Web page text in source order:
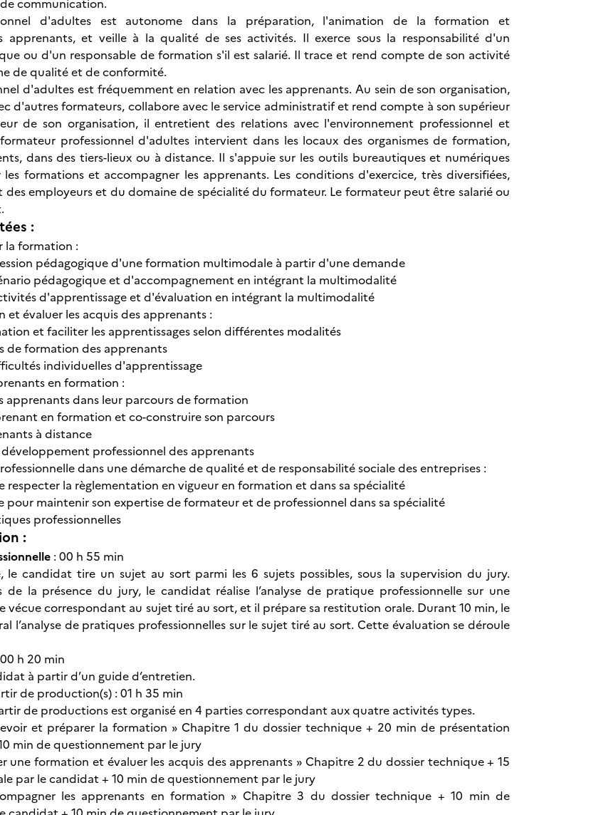
communication.
d'adultes est autonome dans la préparation, l'animation de la formation et
apprenants, et veille à la qualité de ses activités. Il exerce sous la responsabilité d'un
ou d'un responsable de formation s'il est salarié. Il trace et rend compte de son activité
de qualité et de conformité.
d'adultes est fréquemment en relation avec les apprenants. Au sein de son organisation,
d'autres formateurs, collabore avec le service administratif et rend compte à son supérieur
de son organisation, il entretient des relations avec l'environnement professionnel et
professionnel d'adultes intervient dans les locaux des organismes de formation,
dans des tiers-lieux ou à distance. Il s'appuie sur les outils bureautiques et numériques
formations et accompagner les apprenants. Les conditions d'exercice, très diversifiées,
employeurs et du domaine de spécialité du formateur. Le formateur peut être salarié ou
:
la formation :
pédagogique d'une formation multimodale à partir d'une demande
pédagogique et d'accompagnement en intégrant la multimodalité
d'apprentissage et d'évaluation en intégrant la multimodalité
et évaluer les acquis des apprenants :
et faciliter les apprentissages selon différentes modalités
de formation des apprenants
individuelles d'apprentissage
en formation :
apprenants dans leur parcours de formation
en formation et co-construire son parcours
à distance
professionnel des apprenants
dans une démarche de qualité et de responsabilité sociale des entreprises :
respecter la règlementation en vigueur en formation et dans sa spécialité
pour maintenir son expertise de formateur et de professionnel dans sa spécialité
professionnelles
:
: 00 h 55 min
le candidat tire un sujet au sort parmi les 6 sujets possibles, sous la supervision du jury.
la présence du jury, le candidat réalise l’analyse de pratique professionnelle sur une
vécue correspondant au sujet tiré au sort, et il prépare sa restitution orale. Durant 10 min, le
l’analyse de pratiques professionnelles sur le sujet tiré au sort. Cette évaluation se déroule
h 20 min
à partir d’un guide d’entretien.
de production(s) : 01 h 35 min
de productions est organisé en 4 parties correspondant aux quatre activités types.
et préparer la formation » Chapitre 1 du dossier technique + 20 min de présentation
min de questionnement par le jury
une formation et évaluer les acquis des apprenants » Chapitre 2 du dossier technique + 15
par le candidat + 10 min de questionnement par le jury
les apprenants en formation » Chapitre 3 du dossier technique + 10 min de